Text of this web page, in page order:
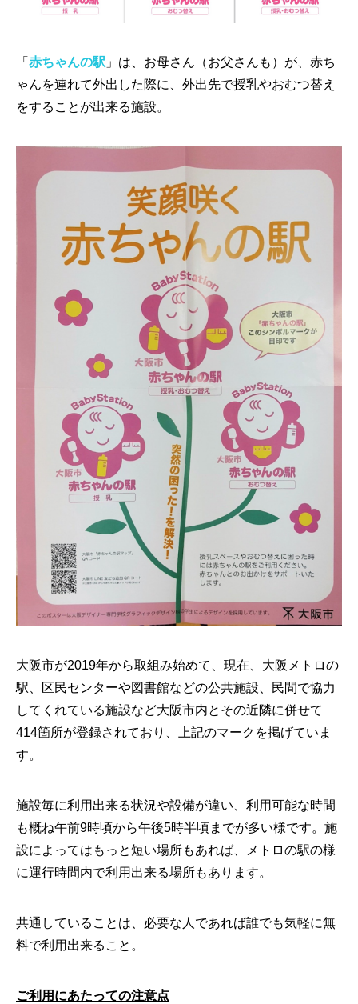
「 赤ちゃんの駅 」は、お母さん（お父さんも）が、赤ち
ゃんを連れて外出した際に、外出先で授乳やおむつ替え
をすることが出来る施設。
大阪市が2019年から取組み始めて、現在、大阪メトロの
駅、区民センターや図書館などの公共施設、民間で協力
してくれている施設など大阪市内とその近隣に併せて
414箇所が登録されており、上記のマークを掲げていま
す。
施設毎に利用出来る状況や設備が違い、利用可能な時間
も概ね午前9時頃から午後5時半頃までが多い様です。施
設によってはもっと短い場所もあれば、メトロの駅の様
に運行時間内で利用出来る場所もあります。
共通していることは、必要な人であれば誰でも気軽に無
料で利用出来ること。
ご利用にあたっての注意点